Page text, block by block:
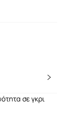
σε γκρι